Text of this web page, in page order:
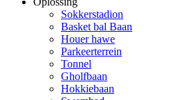
Sokkerstadion
Basket bal Baan
Houer hawe
Parkeerterrein
Tonnel
Gholfbaan
Hokkiebaan